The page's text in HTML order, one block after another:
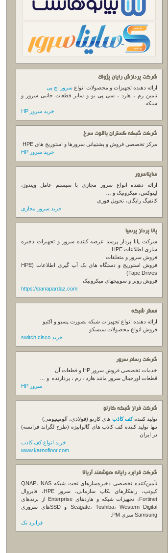
شرکت پردازش رایان پژواک
ارائه دهنده تجهیزات و محصولات انواع سرور اچ پی
تامین رم ، هارد ، سی پی یو و سایر قطعات جانبی سرور و
شبکه
خرید سرور HP
شرکت شبکه گستران یاقوت سرخ
مرکز تخصصی فروش و پشتیبانی سرورها و استوریج های HPE
خرید سرور HP
سایناسرور
ارائه دهنده انواع سرور مجازی با سیستم عامل ویندوز،
لینوکس، میکروتیک و …
کانفیگ رایگان، تحویل فوری
خرید سرور مجازی
پانا پرداز پرسیا
شرکت پانا پرداز پرسیا عرضه کننده سرور و تجهیزات ذخیره
سازی اطلاعات HPE
فروش سرور و متعلقات
فروش استوریج و دستگاه های بک آپ گیری اطلاعات (HPE
Tape Drives)
فروش روتر و سوییچهای میکروتیک
https://panapardaz.com
مستر شبکه
ارائه دهنده انواع تجهیزات شبکه بصورت پسیو و اکتیو
فروش انواع محصولات سیسکو
خرید switch cisco
شرکت رسام سرور
خدمات تخصصی فروش سرور
قطعات اورجینال سرور مانند هارد ، رم ، پردازنده و …
سرور HP
شرکت فراز شبکه کارنو
تولید کنندهکف کاذب های کارنو (فولادی، آلومینیومی)
تنها تولید کننده کف کاذب های گالوانیزه (طرح لگراند فرانسه)
در ایران
خرید انواع کف کاذب
www.karnofloor.com
شرکت فرابرد رایانه هوشمند آریانا
تأمین‌کننده تخصصی ذخیره‌سازهای تحت شبکه QNAP، NAS
کیونپ، راهکارهای بکاپ سازمانی، سرور HPE، فایروال
Fortinet، تجهیزات شبکه و هاردهای Enterprise از برندهای
Seagate، Toshiba، Western Digital و SSDهای سروری
Samsung سری PM.
فرابرد تک